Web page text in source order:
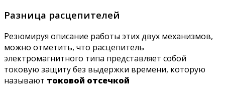
Разница расцепителей
Резюмируя описание работы этих двух механизмов,
можно отметить, что расцепитель
электромагнитного типа представляет собой
токовую защиту без выдержки времени, которую
называют токовой отсечкой